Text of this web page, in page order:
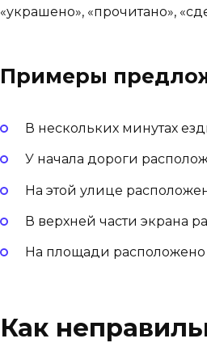
«украшено», «прочитано»,
Примеры
В нескольких минутах
У начала дороги
На этой улице
В верхней части экрана
На площади расположено
Как